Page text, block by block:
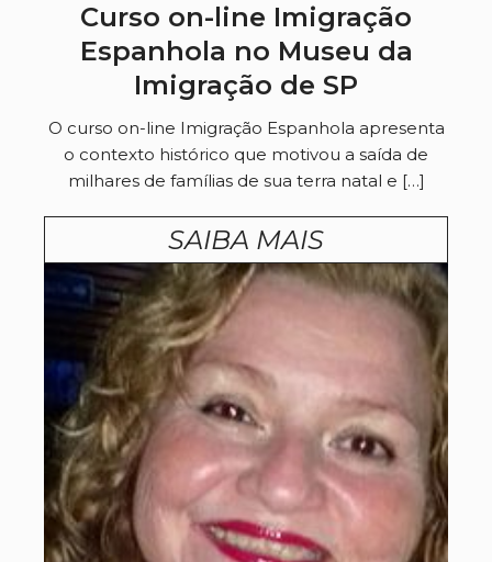
Curso on-line Imigração
Espanhola no Museu da
Imigração de SP
O curso on-line Imigração Espanhola apresenta
o contexto histórico que motivou a saída de
milhares de famílias de sua terra natal e […]
SAIBA MAIS